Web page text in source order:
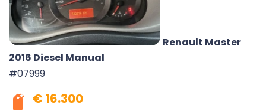
Renault Master
2016 Diesel Manual
#07999
€ 16.300